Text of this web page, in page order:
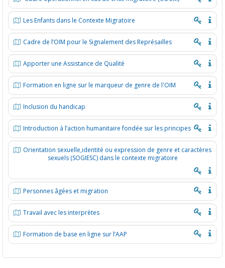
Les Enfants dans le Contexte Migratoire
Cadre de l’OIM pour le Signalement des Représailles
Apporter une Assistance de Qualité
Formation en ligne sur le marqueur de genre de l'OIM
Inclusion du handicap
Introduction à l’action humanitaire fondée sur les principes
Orientation sexuelle,identité ou expression de genre et caractères
sexuels (SOGIESC) dans le contexte migratoire
Personnes âgées et migration
Travail avec les interprètes
Formation de base en ligne sur l’AAP